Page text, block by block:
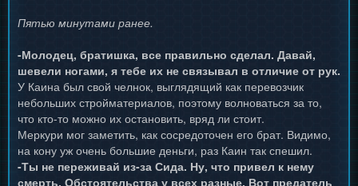
Пятью минутами ранее.
-Молодец, братишка, все правильно сделал. Давай,
шевели ногами, я тебе их не связывал в отличие от рук.
У Каина был свой челнок, выглядящий как перевозчик
небольших стройматериалов, поэтому волноваться за то,
что кто-то можно их остановить, вряд ли стоит.
Меркури мог заметить, как сосредоточен его брат. Видимо,
на кону уж очень большие деньги, раз Каин так спешил.
-Ты не переживай из-за Сида. Ну, что привел к нему
смерть. Обстоятельства у всех разные. Вот предатель